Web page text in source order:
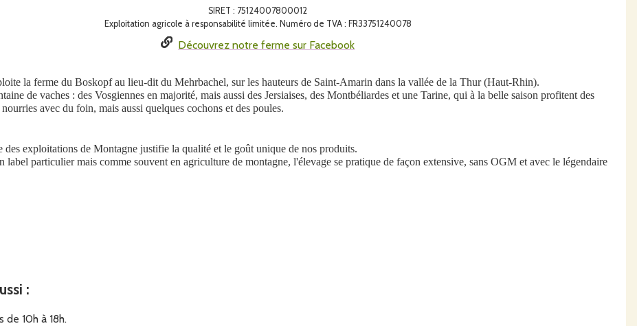
SIRET : 75124007800012
Exploitation agricole à responsabilité limitée. Numéro de TVA : FR33751240078
Découvrez notre ferme sur Facebook
la ferme du Boskopf au lieu-dit du Mehrbachel, sur les hauteurs de Saint-Amarin dans la vallée de la Thur (Haut-Rhin).
de vaches : des Vosgiennes en majorité, mais aussi des Jersiaises, des Montbéliardes et une Tarine, qui à la belle saison profitent des
avec du foin, mais aussi quelques cochons et des poules.
des exploitations de Montagne justifie la qualité et le goût unique de nos produits.
label particulier mais comme souvent en agriculture de montagne, l'élevage se pratique de façon extensive, sans OGM et avec le légendaire
:
10h à 18h.